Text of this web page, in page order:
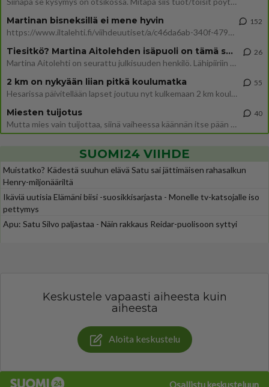
Martinan bisneksillä ei mene hyvin
https://www.iltalehti.fi/viihdeuutiset/a/c46da6ab-340f-4790-aaa7-0865eed2336 Yrityksen konkurssihakemus on tullut kärä
152
Tiesitkö? Martina Aitolehden isäpuoli on tämä suosittu laulaja
Martina Aitolehti on seurattu julkisuuden henkilö. Lähipiiriin mahtuu muitakin tunnettuja henkilöitä. Tiesitkö, että Ma
26
2 km on nykyään liian pitkä koulumatka
Hesarissa päivitellään lapset joutuu nyt kulkemaan 2 km kouluun jösses. Ruostefillarilla tuo matka menee vaikka miten äk
55
Miesten tuijotus
Mutta mies vain tuijottaa, siinä vaiheessa käännän itse pään pois. Mikä juttu? Yleensä jos joku tuijottaa tai katsoo, hä
40
SUOMI24 VIIHDE
Muistatko? Kädestä suuhun elävä Satu sai jättimäisen rahasalkun
Henry-miljonääriltä
Ikäviä uutisia Elämäni biisi -suosikkisarjasta - Monelle tv-katsojalle iso
pettymys
Apu: Satu Silvo paljastaa - Näin rakkaus Reidar-puolisoon syttyi
Keskustele vapaasti aiheesta kuin
aiheesta
Aloita keskustelu
Osallistu keskusteluun